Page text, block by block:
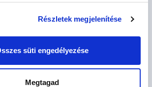
Részletek megjelenítése
süti engedélyezése
Megtagad
Angyalföld, Szent László út 106
39 - 126 m2 1 - 5 szoba